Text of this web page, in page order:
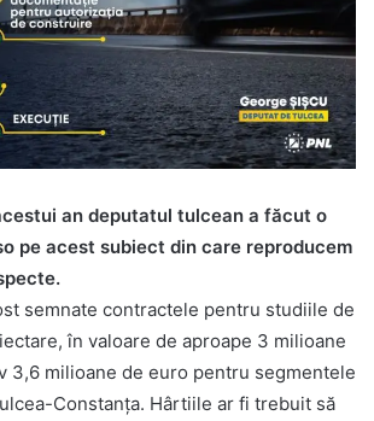
an deputatul tulcean a făcut o
pe acest subiect din care reproducem
semnate contractele pentru studiile de
în valoare de aproape 3 milioane
3,6 milioane de euro pentru segmentele
Constanța. Hârtiile ar fi trebuit să